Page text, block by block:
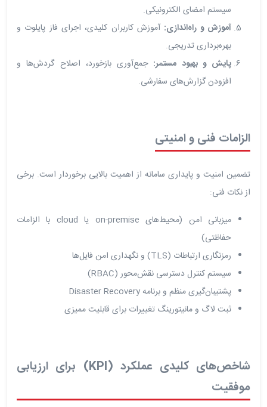
سیستم امضای الکترونیکی.
آموزش و راه‌اندازی: آموزش کاربران کلیدی، اجرای فاز پایلوت و
بهره‌برداری تدریجی.
پایش و بهبود مستمر: جمع‌آوری بازخورد، اصلاح گردش‌ها و
افزودن گزارش‌های سفارشی.
الزامات فنی و امنیتی
تضمین امنیت و پایداری سامانه از اهمیت بالایی برخوردار است. برخی
از نکات فنی:
میزبانی امن (محیط‌های on-premise یا cloud با الزامات
حفاظتی)
رمزنگاری ارتباطات (TLS) و نگهداری امن فایل‌ها
سیستم کنترل دسترسی نقش‌محور (RBAC)
پشتیبان‌گیری منظم و برنامه Disaster Recovery
ثبت لاگ و مانیتورینگ تغییرات برای قابلیت ممیزی
شاخص‌های کلیدی عملکرد (KPI) برای ارزیابی
موفقیت